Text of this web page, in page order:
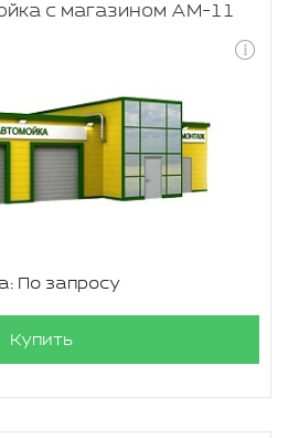
с магазином АМ-11
По запросу
Купить